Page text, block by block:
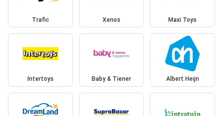
Trafic Xenos Maxi Toys
Intertoys Baby & Tiener Albert Heijn